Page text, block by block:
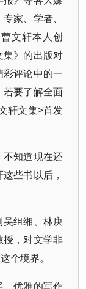
家、学者、
文轩本人创
》的出版对
评论中的一
要了解全面
轩文集>首发
知道现在还
些书以后，
组缃、林庚
，对文学非
个境界。
优雅的写作